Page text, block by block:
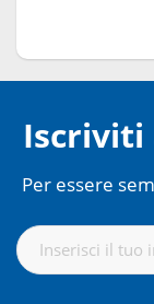
Iscriviti
Per essere